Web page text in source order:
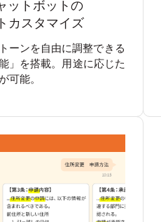
ットボットの
カスタマイズ
ーンを自由に調整できる
」を搭載。用途に応じた
可能。